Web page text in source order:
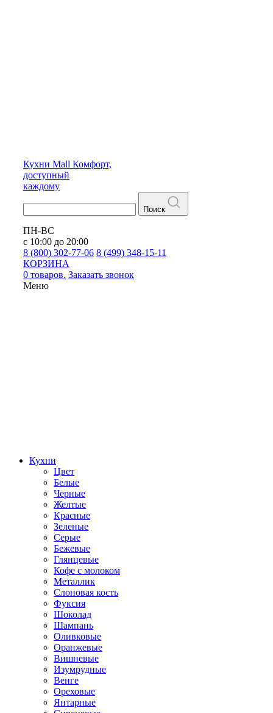
Кухни Mall Комфорт,
доступный
каждому
Поиск
ПН-ВС
с 10:00 до 20:00
8 (800) 302-77-06 8 (499) 348-15-11
КОРЗИНА
0 товаров. Заказать звонок
Меню
Кухни
Цвет
Белые
Черные
Желтые
Красные
Зеленые
Серые
Бежевые
Глянцевые
Кофе с молоком
Металлик
Слоновая кость
Фуксия
Шоколад
Шампань
Оливковые
Оранжевые
Вишневые
Изумрудные
Венге
Ореховые
Янтарные